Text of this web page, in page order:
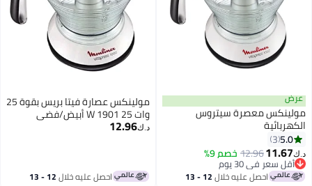
عرض
مولينكس معصرة سيتروس
الكهربائية
5.0
3
د.ك‏11.67
12.96خصم 9%
أقل سعر في 30 يوم
أقل سعر في 30 يوماحصل عليه خلال 12 - 13
مولينكس عصارة فيتا بريس بقوة 25
وات 25 W 1901 أبيض/فضي
د.ك‏12.96
احصل عليه خلال 12 - 13